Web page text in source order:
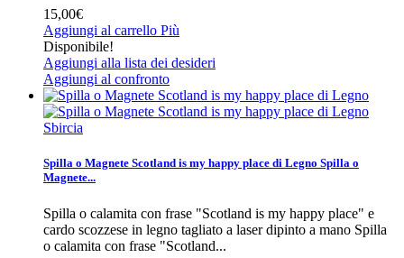
15,00€
Aggiungi al carrello Più
Disponibile!
Aggiungi alla lista dei desideri
Aggiungi al confronto
Sbircia
Spilla o Magnete Scotland is my happy place di Legno Spilla o
Magnete...
Spilla o calamita con frase "Scotland is my happy place" e
cardo scozzese in legno tagliato a laser dipinto a mano Spilla
o calamita con frase "Scotland...